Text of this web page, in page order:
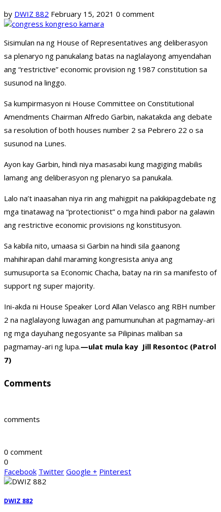
by DWIZ 882 February 15, 2021 0 comment
Sisimulan na ng House of Representatives ang deliberasyon
sa plenaryo ng panukalang batas na naglalayong amyendahan
ang “restrictive” economic provision ng 1987 constitution sa
susunod na linggo.
Sa kumpirmasyon ni House Committee on Constitutional
Amendments Chairman Alfredo Garbin, nakatakda ang debate
sa resolution of both houses number 2 sa Pebrero 22 o sa
susunod na Lunes.
Ayon kay Garbin, hindi niya masasabi kung magiging mabilis
lamang ang deliberasyon ng plenaryo sa panukala.
Lalo na’t inaasahan niya rin ang mahigpit na pakikipagdebate ng
mga tinatawag na “protectionist” o mga hindi pabor na galawin
ang restrictive economic provisions ng konstitusyon.
Sa kabila nito, umaasa si Garbin na hindi sila gaanong
mahihirapan dahil maraming kongresista aniya ang
sumusuporta sa Economic Chacha, batay na rin sa manifesto of
support ng super majority.
Ini-akda ni House Speaker Lord Allan Velasco ang RBH number
2 na naglalayong luwagan ang pamumunuhan at pagmamay-ari
ng mga dayuhang negosyante sa Pilipinas maliban sa
pagmamay-ari ng lupa.—ulat mula kay Jill Resontoc (Patrol
7)
Comments
comments
0 comment
0
Facebook Twitter Google + Pinterest
DWIZ 882